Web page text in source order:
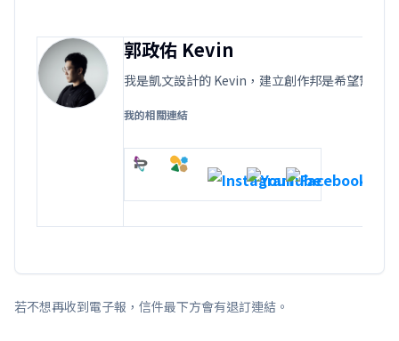
郭政佑 Kevin
我是凱文設計的 Kevin，建立創作邦是希望幫助
我的相關連結
若不想再收到電子報，信件最下方會有退訂連結。